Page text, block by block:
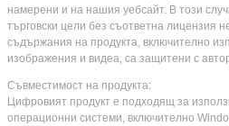
намерени и на нашия уебсайт. В този
търговски цели без съответна лицензия
съдържания на продукта, включително
изображения и видеа, са защитени с
Съвместимост на продукта:
Цифровият продукт е подходящ за
операционни системи, включително